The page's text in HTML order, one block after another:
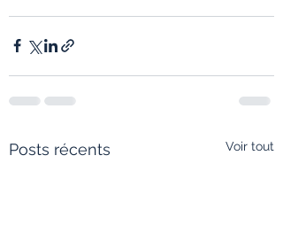
Posts récents Voir tout